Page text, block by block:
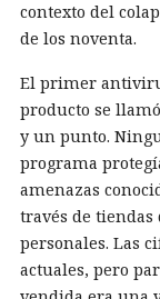
contexto del
de los noventa.
El primer
producto se
y un punto.
programa
amenazas
través de
personales. Las
actuales, pero